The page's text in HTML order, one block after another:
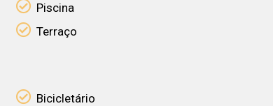
Piscina
Terraço
Bicicletário